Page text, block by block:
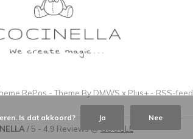
RePos - Theme By DMWS x Plus+ - RSS-feed
/ 5 - 4,9 Reviews @GOOGLE
Is dat akkoord? Ja Nee